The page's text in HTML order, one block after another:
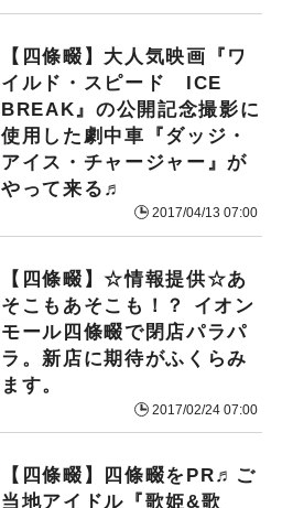
【四條畷】大人気映画『ワ
イルド・スピード ICE
BREAK』の公開記念撮影に
使用した劇中車『ダッジ・
アイス・チャージャー』が
やって来る♬
2017/04/13 07:00
【四條畷】☆情報提供☆あ
そこもあそこも！？ イオン
モール四條畷で閉店パラパ
ラ。新店に期待がふくらみ
ます。
2017/02/24 07:00
【四條畷】四條畷をPR♬ご
当地アイドル『歌姫&歌